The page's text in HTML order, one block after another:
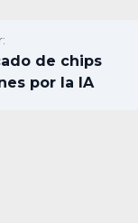
de chips
por la IA